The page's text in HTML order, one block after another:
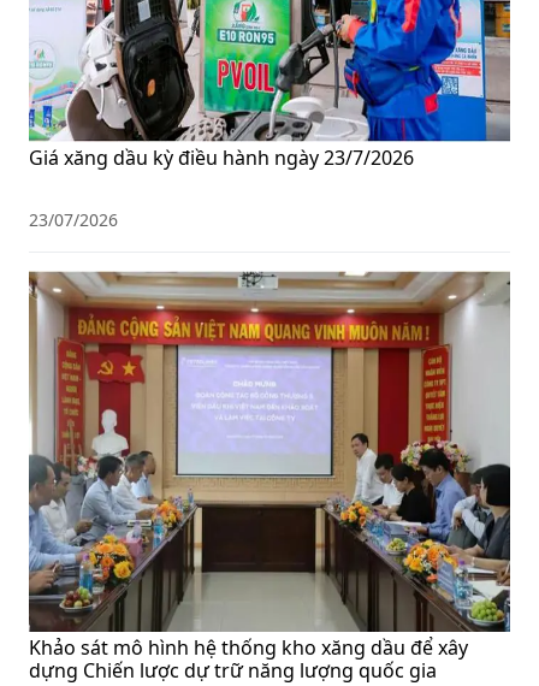
Giá xăng dầu kỳ điều hành ngày 23/7/2026
23/07/2026
Khảo sát mô hình hệ thống kho xăng dầu để xây
dựng Chiến lược dự trữ năng lượng quốc gia